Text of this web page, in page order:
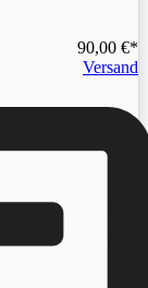
90,00 €
Versand